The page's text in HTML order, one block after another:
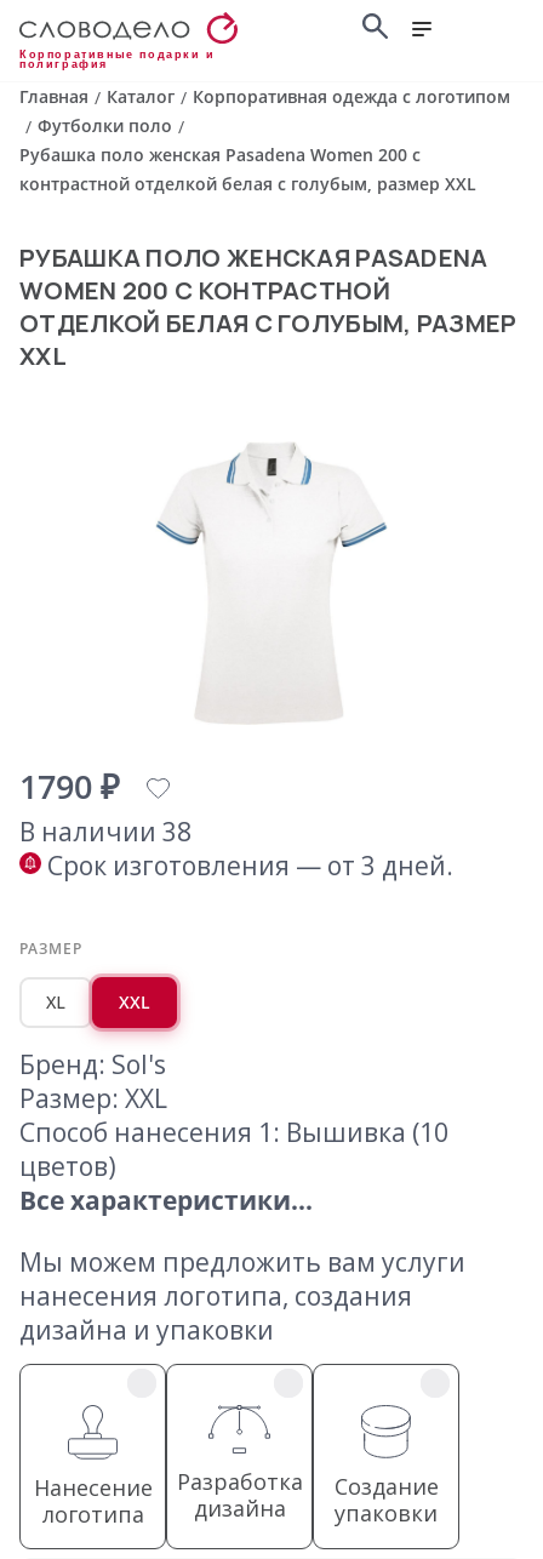
Корпоративные подарки и
полиграфия
Главная / Каталог / Корпоративная одежда с логотипом
/ Футболки поло /
Рубашка поло женская Pasadena Women 200 с
контрастной отделкой белая с голубым, размер XXL
РУБАШКА ПОЛО ЖЕНСКАЯ PASADENA
WOMEN 200 С КОНТРАСТНОЙ
ОТДЕЛКОЙ БЕЛАЯ С ГОЛУБЫМ, РАЗМЕР
XXL
1790 ₽
В наличии 38
Срок изготовления — от 3 дней.
РАЗМЕР
XL XXL
Бренд: Sol's
Размер: XXL
Способ нанесения 1: Вышивка (10
цветов)
Все характеристики...
Мы можем предложить вам услуги
нанесения логотипа, создания
дизайна и упаковки
Нанесение
логотипа
Разработка
дизайна
Создание
упаковки